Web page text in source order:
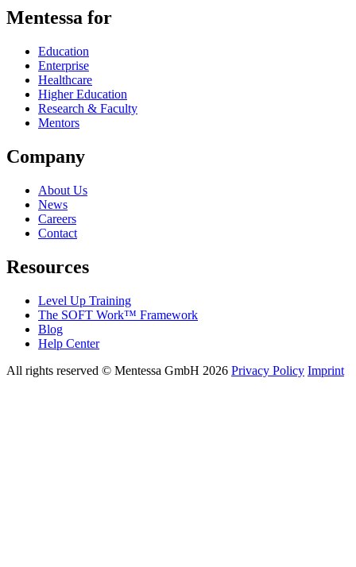
Mentessa for
Education
Enterprise
Healthcare
Higher Education
Research & Faculty
Mentors
Company
About Us
News
Careers
Contact
Resources
Level Up Training
The SOFT Work™ Framework
Blog
Help Center
All rights reserved © Mentessa GmbH 2026 Privacy Policy Imprint